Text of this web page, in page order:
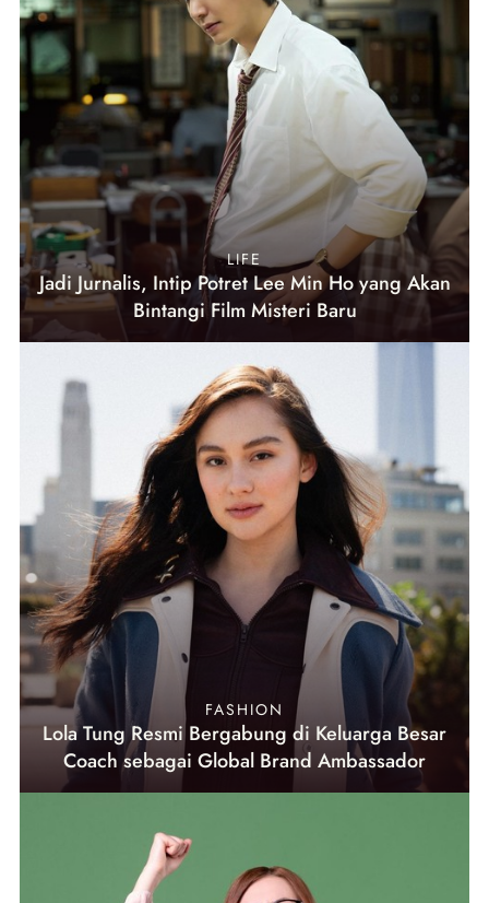
LIFE
Jadi Jurnalis, Intip Potret Lee Min Ho yang Akan
Bintangi Film Misteri Baru
FASHION
Lola Tung Resmi Bergabung di Keluarga Besar
Coach sebagai Global Brand Ambassador